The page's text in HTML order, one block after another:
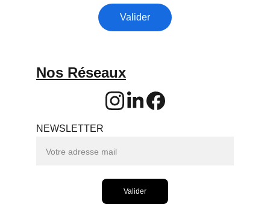
Valider
Nos Réseaux
NEWSLETTER
Valider